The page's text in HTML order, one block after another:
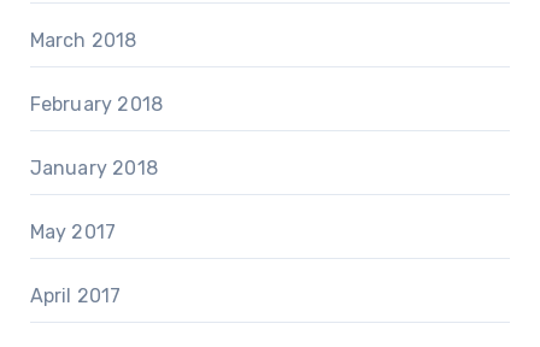
March 2018
February 2018
January 2018
May 2017
April 2017